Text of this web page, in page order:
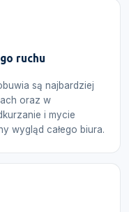
ruchu
są najbardziej
oraz w
i mycie
wygląd całego biura.